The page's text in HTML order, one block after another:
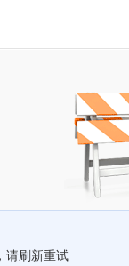
请刷新重试